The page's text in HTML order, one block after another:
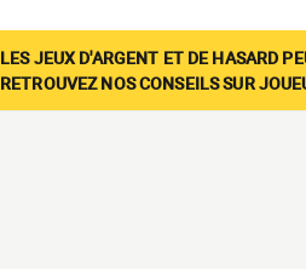
LES JEUX D'ARGENT ET DE HASARD
RETROUVEZ NOS CONSEILS SUR